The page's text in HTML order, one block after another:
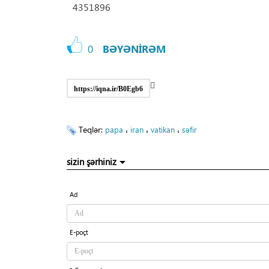
4351896
0 BƏYƏNİRƏM
https://iqna.ir/B0Egb6
Teqlər: papa ، iran ، vatikan ، səfir
sizin şərhiniz
Ad
E-poçt